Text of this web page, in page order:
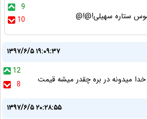
9
10
ستاره سهیلی!@!@
۱۳۹۷/۶/۵ ۱۹:۰۹:۳۷
12
8
میدونه در بره چقدر میشه قیمت
۱۳۹۷/۶/۵ ۲۰:۲۸:۵۵